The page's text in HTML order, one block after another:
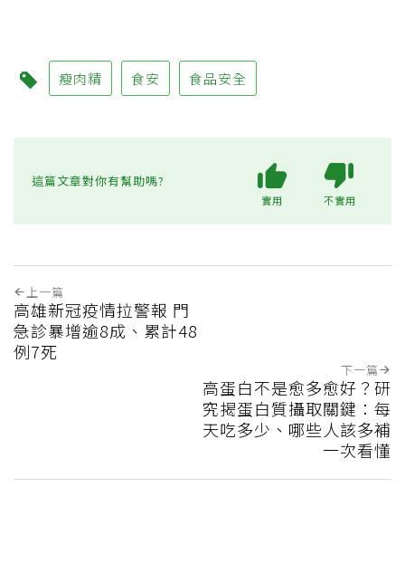
瘦肉精 食安 食品安全
這篇文章對你有幫助嗎?
實用 不實用
上一篇
高雄新冠疫情拉警報 門
急診暴增逾8成、累計48
例7死
下一篇
高蛋白不是愈多愈好？研
究揭蛋白質攝取關鍵：每
天吃多少、哪些人該多補
一次看懂